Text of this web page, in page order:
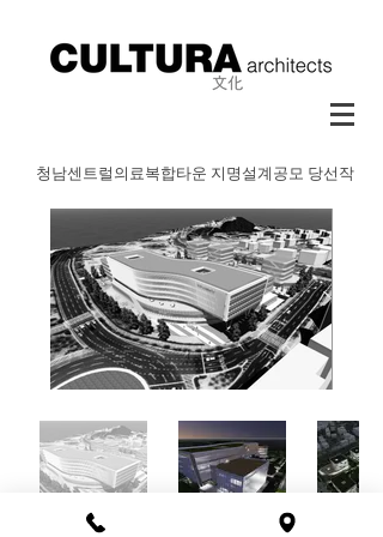
청남센트럴의료복합타운 지명설계공모 당선작